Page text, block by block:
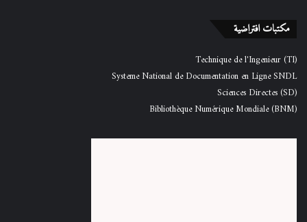
مكتبات افتراضية
Technique de l'Ingenieur (TI)
Systeme National de Documentation en Ligne SNDL
Sciences Directes (SD)
Bibliothèque Numérique Mondiale (BNM)